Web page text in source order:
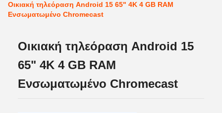
Οικιακή τηλεόραση Android 15 65" 4K 4 GB RAM
Ενσωματωμένο Chromecast
Οικιακή τηλεόραση Android 15
65" 4K 4 GB RAM
Ενσωματωμένο Chromecast